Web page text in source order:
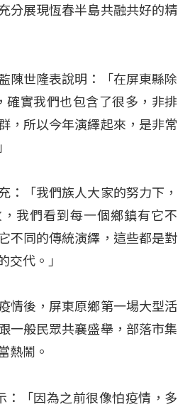
分展現恆春半島共融共好的精
陳世隆表說明：「在屏東縣除
確實我們也包含了很多，非排
，所以今年演繹起來，是非常
：「我們族人大家的努力下，
我們看到每一個鄉鎮有它不
不同的傳統演繹，這些都是對
交代。」
情後，屏東原鄉第一場大型活
一般民眾共襄盛舉，部落市集
熱鬧。
：「因為之前很像怕疫情，多